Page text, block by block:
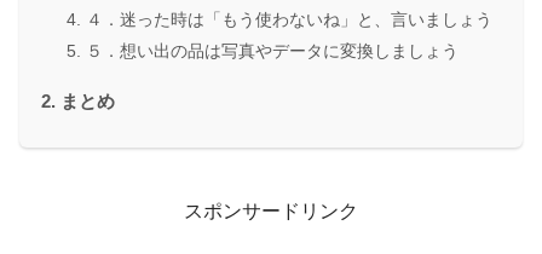
４．迷った時は「もう使わないね」と、言いましょう
５．想い出の品は写真やデータに変換しましょう
まとめ
スポンサードリンク